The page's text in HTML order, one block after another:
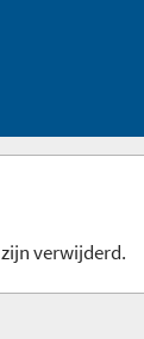
verwijderd.